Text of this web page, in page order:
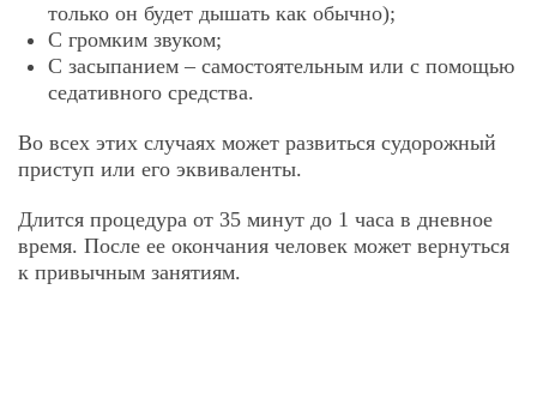
только он будет дышать как обычно);
С громким звуком;
С засыпанием – самостоятельным или с помощью
седативного средства.
Во всех этих случаях может развиться судорожный
приступ или его эквиваленты.
Длится процедура от 35 минут до 1 часа в дневное
время. После ее окончания человек может вернуться
к привычным занятиям.